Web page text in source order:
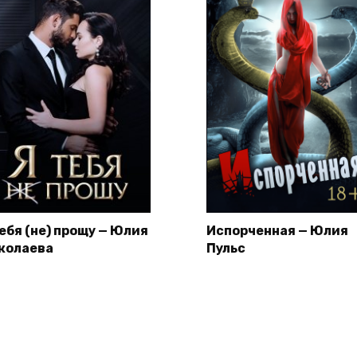
(не) прощу — Юлия
Испорченная — Юлия
Пульс